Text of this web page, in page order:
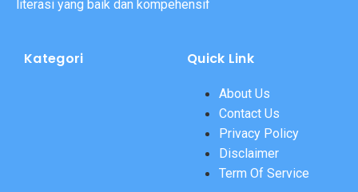
literasi yang baik dan kompehensif
Kategori Quick Link
About Us
Contact Us
Privacy Policy
Disclaimer
Term Of Service